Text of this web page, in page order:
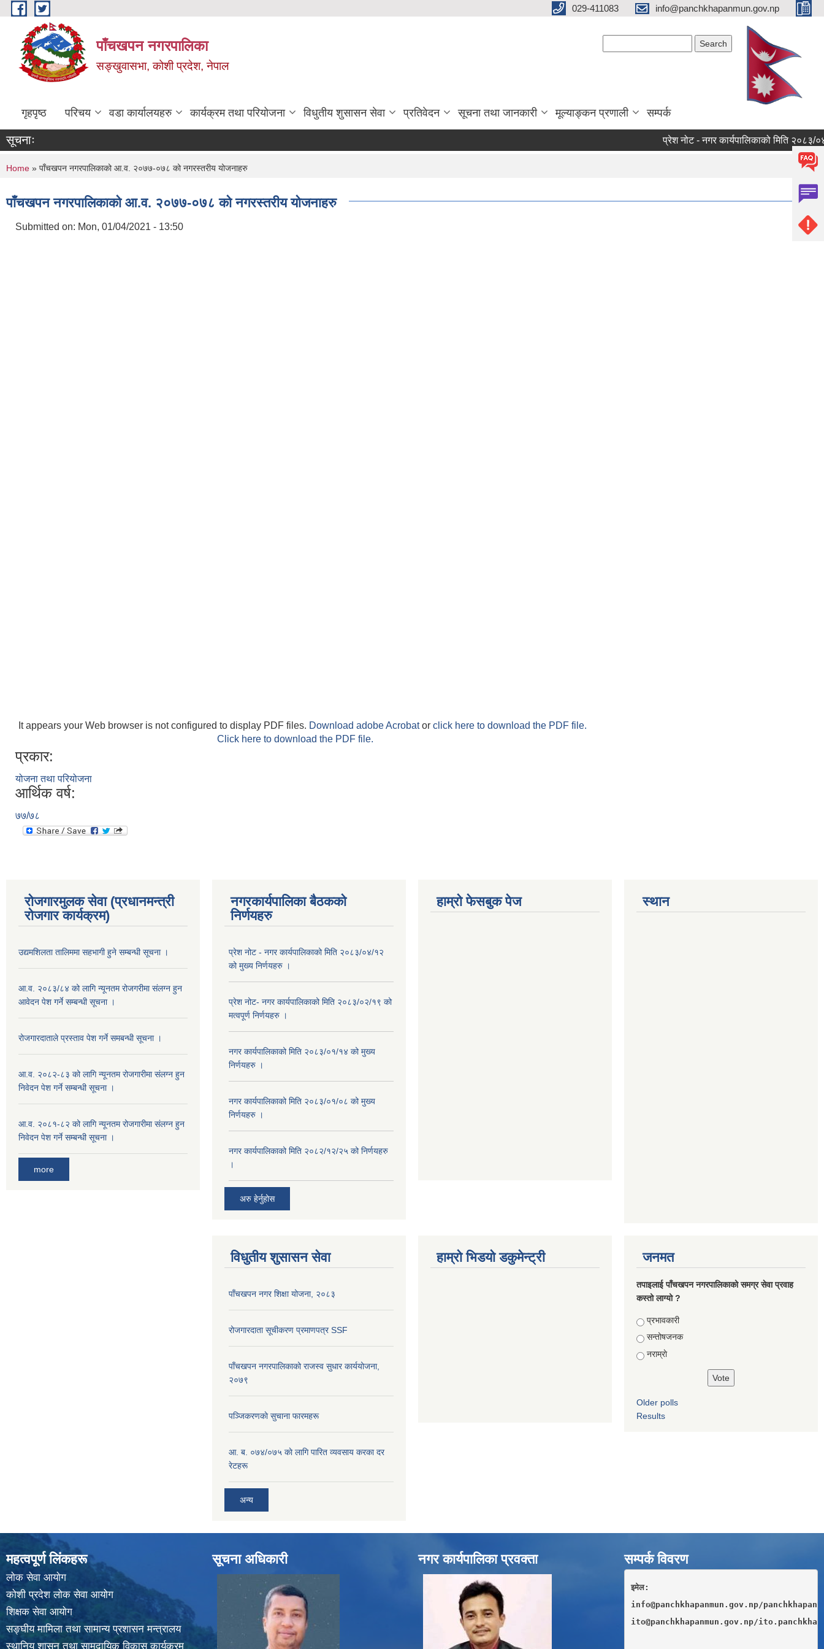
Skip to main content 029-411083 info@panchkhapanmun.gov.np
पाँचखपन नगरपालिका
सङ्खु‍वासभा, कोशी प्रदेश, नेपाल
गृहपृष्ठ परिचय वडा कार्यालयहरु कार्यक्रम तथा परियोजना विधुतीय शुसासन सेवा प्रतिवेदन सूचना तथा जानकारी मूल्याङ्कन प्रणाली सम्पर्क
सूचनाः प्रेश नोट - नगर कार्यपालिकाको मिति २०८३/०४/
You are here
Home » पाँचखपन नगरपालिकाको आ.व. २०७७-०७८ को नगरस्तरीय योजनाहरु
पाँचखपन नगरपालिकाको आ.व. २०७७-०७८ को नगरस्तरीय योजनाहरु
Submitted on: Mon, 01/04/2021 - 13:50
It appears your Web browser is not configured to display PDF files. Download adobe Acrobator click here to download the PDF file.
Click here to download the PDF file.
प्रकार:
योजना तथा परियोजना
आर्थिक वर्ष:
७७/७८
रोजगारमुलक सेवा (प्रधानमन्त्री
रोजगार कार्यक्रम)
उद्यमशिलता तालिममा सहभागी हुने सम्बन्धी सूचना ।
आ.व. २०८३/८४ को लागि न्यूनतम रोजगरीमा संलग्न हुन
आवेदन पेश गर्ने सम्बन्धी सूचना ।
रोजगारदाताले प्रस्ताव पेश गर्ने समबन्धी सूचना ।
आ.व. २०८२-८३ को लागि न्यूनतम रोजगारीमा संलग्न हुन
निवेदन पेश गर्ने सम्बन्धी सूचना ।
आ.व. २०८१-८२ को लागि न्यूनतम रोजगारीमा संलग्न हुन
निवेदन पेश गर्ने सम्बन्धी सूचना ।
more
नगरकार्यपालिका बैठकको
निर्णयहरु
प्रेश नोट - नगर कार्यपालिकाको मिति २०८३/०४/१२
को मुख्य निर्णयहरु ।
प्रेश नोट- नगर कार्यपालिकाको मिति २०८३/०२/१९ को
मत्वपूर्ण निर्णयहरु ।
नगर कार्यपालिकाको मिति २०८३/०१/१४ को मुख्य
निर्णयहरु ।
नगर कार्यपालिकाको मिति २०८३/०१/०८ को मुख्य
निर्णयहरु ।
नगर कार्यपालिकाको मिति २०८२/१२/२५ को निर्णयहरु
।
अरु हेर्नुहोस
हाम्रो फेसबुक पेज स्थान
विधुतीय शुसासन सेवा
पाँचखपन नगर शिक्षा योजना, २०८३
रोजगारदाता सूचीकरण प्रमाणपत्र SSF
पाँचखपन नगरपालिकाको राजस्व सुधार कार्ययोजना,
२०७९
पञ्जिकरणकाे सुचाना फारमहरू
आ. ब. ०७४/०७५ काे लागि पारित व्यवसाय करका दर
रेटहरू
अन्य
हाम्रो भिडयो डकुमेन्ट्री जनमत
तपाइलाई पाँचखपन नगरपालिकाको समग्र सेवा प्रवाह
कस्तो लाग्यो ?
Choices
प्रभावकारी
सन्तोषजनक
नराम्राे
Older polls
Results
महत्वपूर्ण लिंकहरू
लाेक सेवा आयाेग
कोशी प्रदेश लोक सेवा आयोग
शिक्षक सेवा आयाेग
सङ्‍घीय मामिला तथा सामान्य प्रशासन मन्त्रालय
स्थानिय शासन तथा सामुदायिक विकास कार्यक्रम
सूचना अधिकारी नगर कार्यपालिका प्रवक्ता सम्पर्क विवरण
इमेल:
info@panchkhapanmun.gov.np/
ito@panchkhapanmun.gov.np/